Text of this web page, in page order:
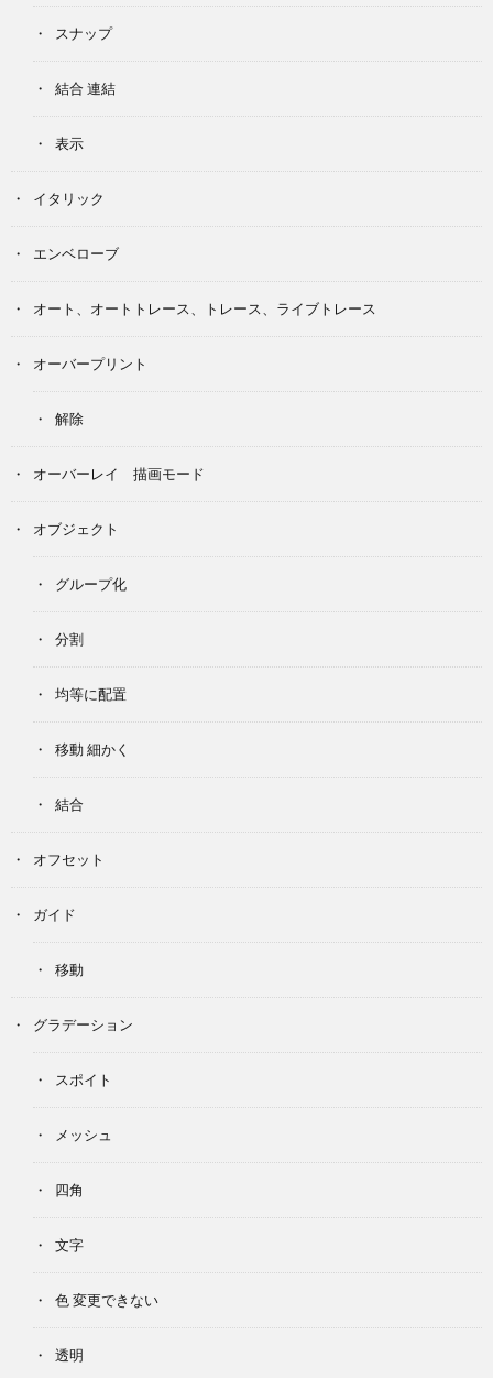
スナップ
結合 連結
表示
イタリック
エンベローブ
オート、オートトレース、トレース、ライブトレース
オーバープリント
解除
オーバーレイ 描画モード
オブジェクト
グループ化
分割
均等に配置
移動 細かく
結合
オフセット
ガイド
移動
グラデーション
スポイト
メッシュ
四角
文字
色 変更できない
透明